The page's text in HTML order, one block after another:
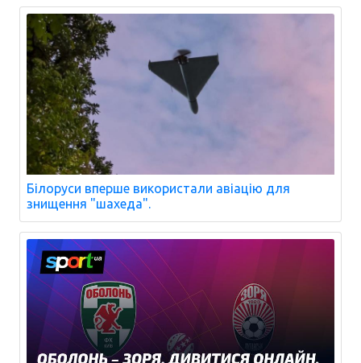
Білоруси вперше використали авіацію для
знищення "шахеда".